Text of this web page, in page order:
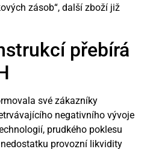
zásob“, další zboží již
přebírá
své zákazníky
negativního vývoje
prudkého poklesu
provozní likvidity